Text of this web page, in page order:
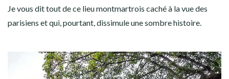
Je vous dit tout de ce lieu montmartrois caché à la vue des
parisiens et qui, pourtant, dissimule une sombre histoire.